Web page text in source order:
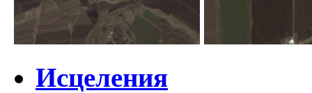
Исцеления